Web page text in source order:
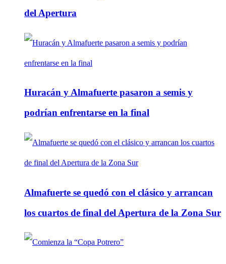
del Apertura
Huracán y Almafuerte pasaron a semis y
podrían enfrentarse en la final
Almafuerte se quedó con el clásico y arrancan
los cuartos de final del Apertura de la Zona Sur